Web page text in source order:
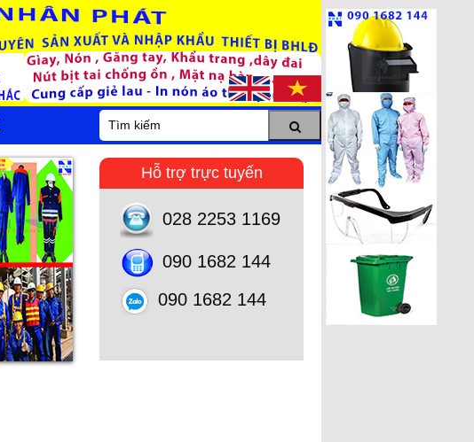
Hỗ trợ trực tuyến
028 2253 1169
090 1682 144
090 1682 144